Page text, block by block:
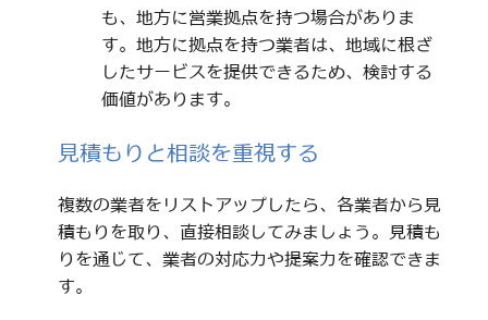
も、地方に営業拠点を持つ場合がありま
す。地方に拠点を持つ業者は、地域に根ざ
したサービスを提供できるため、検討する
価値があります。
見積もりと相談を重視する
複数の業者をリストアップしたら、各業者から見
積もりを取り、直接相談してみましょう。見積も
りを通じて、業者の対応力や提案力を確認できま
す。